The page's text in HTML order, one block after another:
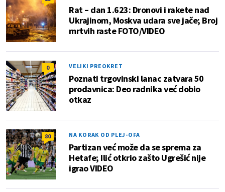
Rat – dan 1.623: Dronovi i rakete nad
Ukrajinom, Moskva udara sve jače; Broj
mrtvih raste FOTO/VIDEO
0 VELIKI PREOKRET
Poznati trgovinski lanac zatvara 50
prodavnica: Deo radnika već dobio
otkaz
80 NA KORAK OD PLEJ-OFA
Partizan već može da se sprema za
Hetafe; Ilić otkrio zašto Ugrešić nije
igrao VIDEO